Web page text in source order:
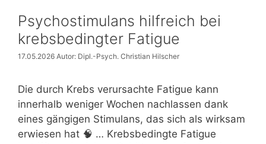
Psychostimulans hilfreich bei
krebsbedingter Fatigue
17.05.2026 Autor: Dipl.-Psych. Christian Hilscher
Die durch Krebs verursachte Fatigue kann
innerhalb weniger Wochen nachlassen dank
eines gängigen Stimulans, das sich als wirksam
erwiesen hat 🧠 … Krebsbedingte Fatigue